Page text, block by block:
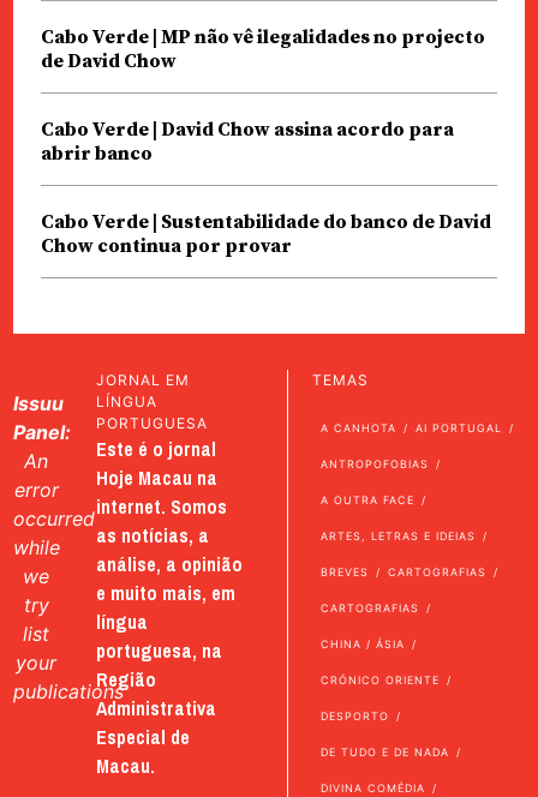
Cabo Verde | MP não vê ilegalidades no projecto
de David Chow
Cabo Verde | David Chow assina acordo para
abrir banco
Cabo Verde | Sustentabilidade do banco de David
Chow continua por provar
Issuu
Panel:
An
error
occurred
while
we
try
list
your
publications
JORNAL EM
LÍNGUA
PORTUGUESA
Este é o jornal
Hoje Macau na
internet. Somos
as notícias, a
análise, a opinião
e muito mais, em
língua
portuguesa, na
Região
Administrativa
Especial de
Macau.
TEMAS
A CANHOTA AI PORTUGAL
ANTROPOFOBIAS
A OUTRA FACE
ARTES, LETRAS E IDEIAS
BREVES CARTOGRAFIAS
CARTOGRAFIAS
CHINA / ÁSIA
CRÓNICO ORIENTE
DESPORTO
DE TUDO E DE NADA
DIVINA COMÉDIA